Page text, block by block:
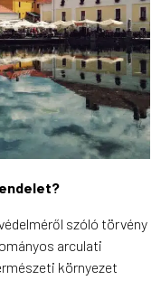
szóló törvény
arculati
környezet